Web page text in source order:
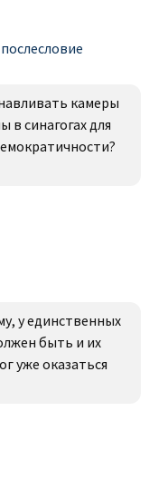
камеры
синагогах для
у единственных
быть и их
уже оказаться